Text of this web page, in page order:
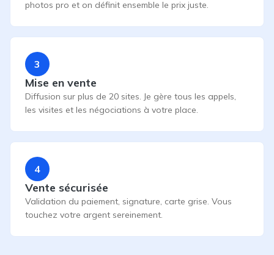
photos pro et on définit ensemble le prix juste.
3
Mise en vente
Diffusion sur plus de 20 sites. Je gère tous les appels,
les visites et les négociations à votre place.
4
Vente sécurisée
Validation du paiement, signature, carte grise. Vous
touchez votre argent sereinement.